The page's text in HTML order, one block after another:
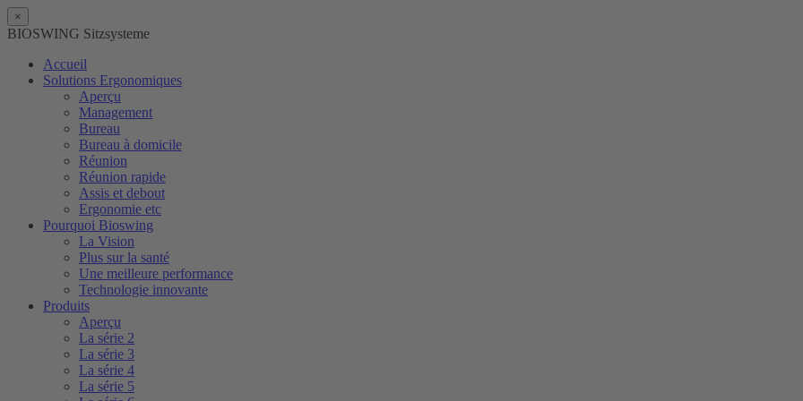
×
BIOSWING Sitzsysteme
Accueil
Solutions Ergonomiques
Aperçu
Management
Bureau
Bureau à domicile
Réunion
Réunion rapide
Assis et debout
Ergonomie etc
Pourquoi Bioswing
La Vision
Plus sur la santé
Une meilleure performance
Technologie innovante
Produits
Aperçu
La série 2
La série 3
La série 4
La série 5